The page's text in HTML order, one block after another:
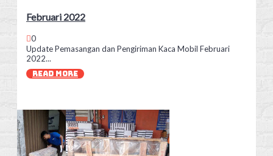
Februari 2022
0
Update Pemasangan dan Pengiriman Kaca Mobil Februari
2022...
READ MORE